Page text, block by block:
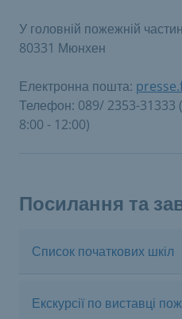
У головній пожежній
80331 Мюнхен
Електронна пошта:
Телефон: 089/ 2353-31333
8:00 - 12:00)
Посилання та
Список початкових шкіл
Екскурсії по виставці